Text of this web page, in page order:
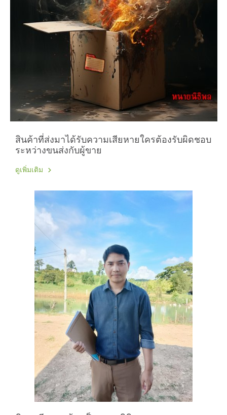
สินค้าที่ส่งมาได้รับความเสียหายใครต้องรับผิดชอบ
ระหว่างขนส่งกับผู้ขาย
ดูเพิ่มเติม